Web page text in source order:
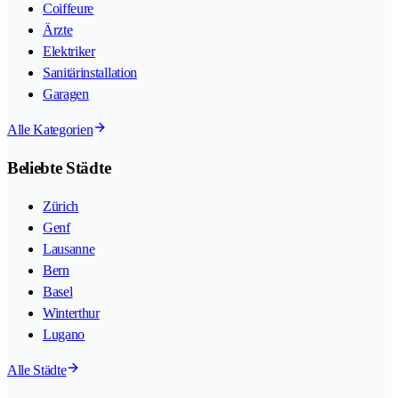
Coiffeure
Ärzte
Elektriker
Sanitärinstallation
Garagen
Alle Kategorien
Beliebte Städte
Zürich
Genf
Lausanne
Bern
Basel
Winterthur
Lugano
Alle Städte